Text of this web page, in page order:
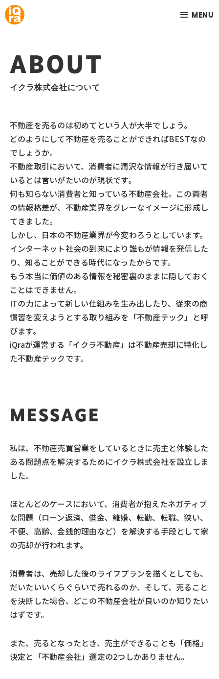
MENU
ABOUT
イクラ株式会社について
不動産を売るのは初めてという人が大半でしょう。
どのようにして不動産を売ることができればBESTなの
でしょうか。
不動産取引において、消費者に潤沢な情報が行き届いて
いるとは言いがたいのが現状です。
何も知らない消費者と知っている不動産会社。この両者
の情報格差が、不動産業界をグレーなイメージに形成し
てきました。
しかし、日本の不動産業界が今変わろうとしています。
インターネット社会の到来により誰もが情報を発信した
り、知ることができる時代になったからです。
もう本当に価値のある情報を秘密裏のままに隠しておく
ことはできません。
ITの力によって新しい仕組みを生み出したり、従来の商
慣習を変えようとする取り組みを「不動産テック」と呼
びます。
iQraが運営する「イクラ不動産」は不動産売却に特化し
た不動産テックです。
MESSAGE
私は、不動産売買営業をしているときに売主と体験した
ある問題点を解決するためにイクラ株式会社を設立しま
した。
ほとんどのケースにおいて、消費者が抱えたネガティブ
な問題（ローン返済、借金、離婚、転勤、転職、狭い、
不便、高齢、金銭的理由など）を解決する手段として家
の売却が行われます。
消費者は、売却した後のライフプランを描くとしても、
だいたいいくらぐらいで売れるのか、そして、売ること
を決断した場合、どこの不動産会社が良いのか知りたい
はずです。
また、売るとなったとき、売主ができることも「価格」
決定と「不動産会社」選定の2つしかありません。